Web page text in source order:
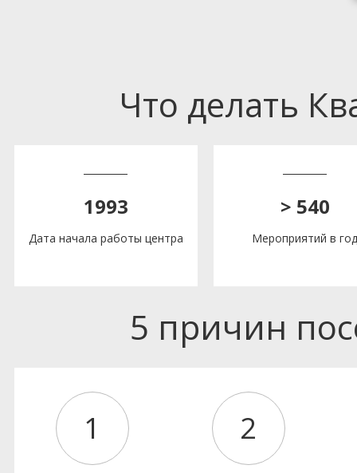
Что делать
1993
Дата начала работы центра
> 540
Мероприятий в год
5 причин
1 2